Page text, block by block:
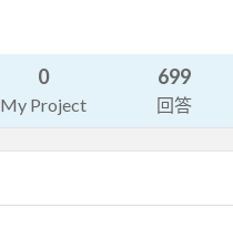
0
My Project
699
回答